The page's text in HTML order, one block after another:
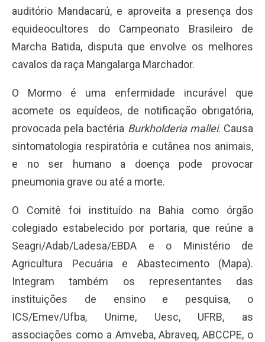
auditório Mandacarú, e aproveita a presença dos
equideocultores do Campeonato Brasileiro de
Marcha Batida, disputa que envolve os melhores
cavalos da raça Mangalarga Marchador.
O Mormo é uma enfermidade incurável que
acomete os equídeos, de notificação obrigatória,
provocada pela bactéria Burkholderia mallei. Causa
sintomatologia respiratória e cutânea nos animais,
e no ser humano a doença pode provocar
pneumonia grave ou até a morte.
O Comitê foi instituído na Bahia como órgão
colegiado estabelecido por portaria, que reúne a
Seagri/Adab/Ladesa/EBDA e o Ministério de
Agricultura Pecuária e Abastecimento (Mapa).
Integram também os representantes das
instituições de ensino e pesquisa, o
ICS/Emev/Ufba, Unime, Uesc, UFRB, as
associações como a Amveba, Abraveq, ABCCPE, o